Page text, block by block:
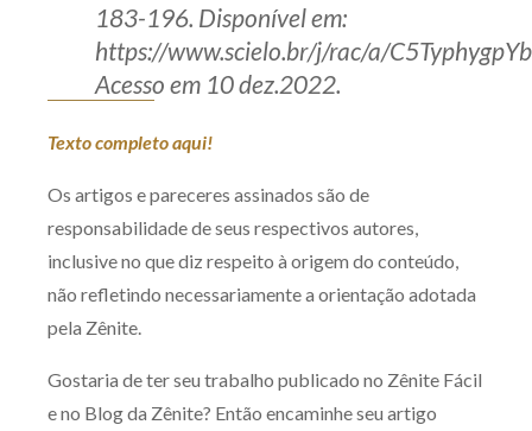
183-196. Disponível em:
https://www.scielo.br/j/rac/a/
Acesso em 10 dez.2022.
Texto completo aqui!
Os artigos e pareceres assinados são de
responsabilidade de seus respectivos autores,
inclusive no que diz respeito à origem do conteúdo,
não refletindo necessariamente a orientação adotada
pela Zênite.
Gostaria de ter seu trabalho publicado no Zênite Fácil
e no Blog da Zênite? Então encaminhe seu artigo